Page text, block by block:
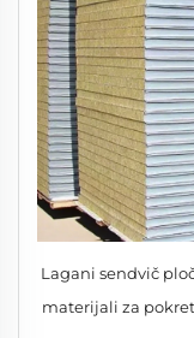
Lagani sendvič
materijali za